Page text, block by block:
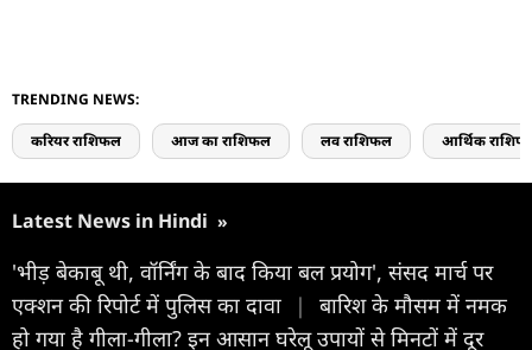
TRENDING NEWS:
करियर राशिफल आज का राशिफल लव राशिफल आर्थिक
Latest News in Hindi »
'भीड़ बेकाबू थी, वॉर्निंग के बाद किया बल प्रयोग', संसद मार्च पर
एक्शन की रिपोर्ट में पुलिस का दावा
|
बारिश के मौसम में नमक
हो गया है गीला-गीला? इन आसान घरेलू उपायों से मिनटों में दूर